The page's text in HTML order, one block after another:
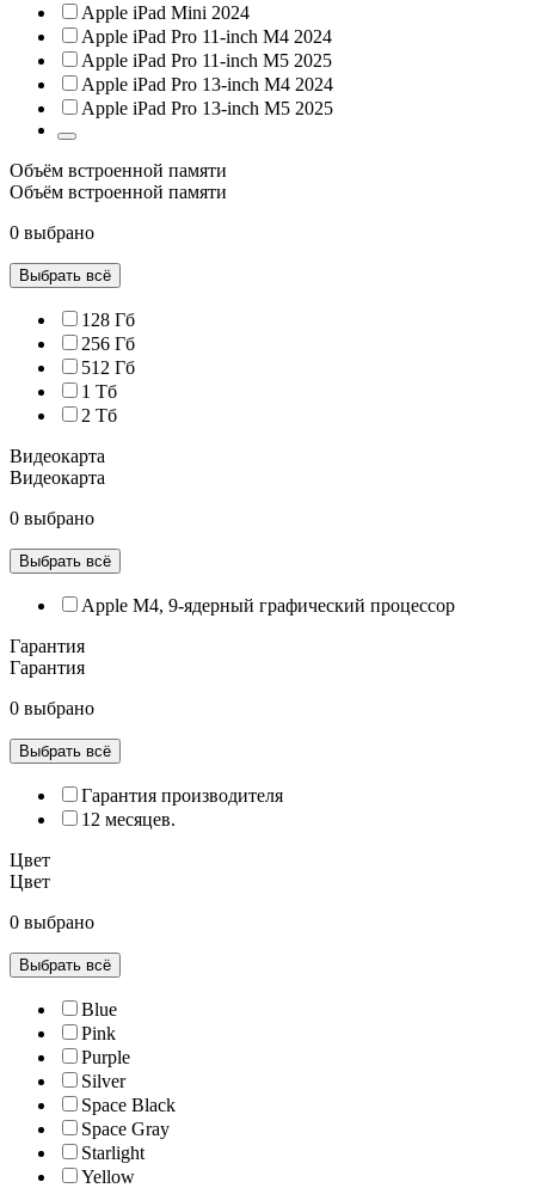
Apple iPad Mini 2024
Apple iPad Pro 11-inch M4 2024
Apple iPad Pro 11-inch M5 2025
Apple iPad Pro 13-inch M4 2024
Apple iPad Pro 13-inch M5 2025
Объём встроенной памяти
Объём встроенной памяти
0 выбрано
Выбрать всё
128 Гб
256 Гб
512 Гб
1 Тб
2 Тб
Видеокарта
Видеокарта
0 выбрано
Выбрать всё
Apple M4, 9‑ядерный графический процессор
Гарантия
Гарантия
0 выбрано
Выбрать всё
Гарантия производителя
12 месяцев.
Цвет
Цвет
0 выбрано
Выбрать всё
Blue
Pink
Purple
Silver
Space Black
Space Gray
Starlight
Yellow